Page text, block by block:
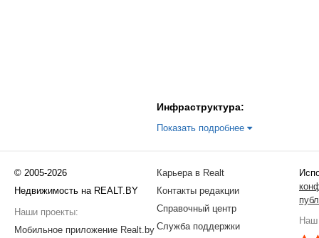
Инфраструктура:
Показать подробнее
© 2005-2026
Недвижимость на REALT.BY
Наши проекты:
Мобильное приложение Realt.by
Карьера в Realt
Контакты редакции
Справочный центр
Служба поддержки
Наш